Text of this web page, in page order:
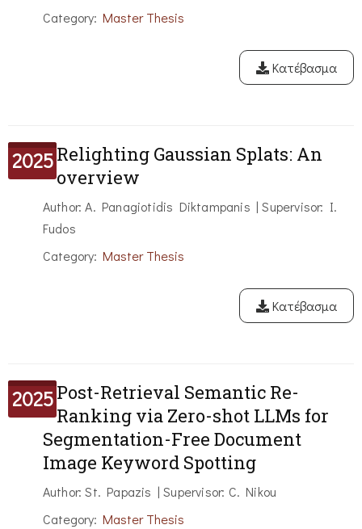
Category: Master Thesis
Κατέβασμα
2025Relighting Gaussian Splats: An
overview
Author: A. Panagiotidis Diktampanis | Supervisor: I.
Fudos
Category: Master Thesis
Κατέβασμα
2025Post-Retrieval Semantic Re-
Ranking via Zero-shot LLMs for
Segmentation-Free Document
Image Keyword Spotting
Author: St. Papazis | Supervisor: C. Nikou
Category: Master Thesis